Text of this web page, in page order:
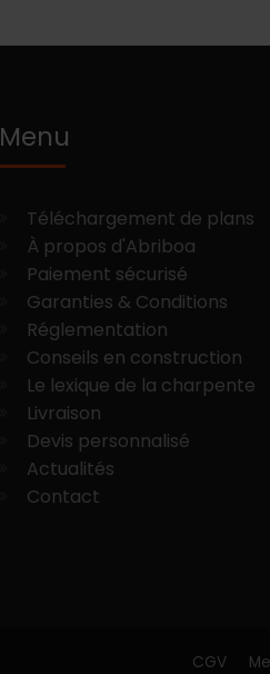
Menu
Téléchargement de plans
À propos d'Abriboa
Paiement sécurisé
Garanties & Conditions
Réglementation
Conseils en construction
Le lexique de la charpente
Livraison
Devis personnalisé
Actualités
Contact
CGV